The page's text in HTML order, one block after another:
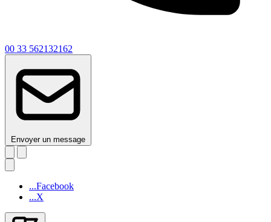
00 33 562132162
Envoyer un message
...Facebook
...X